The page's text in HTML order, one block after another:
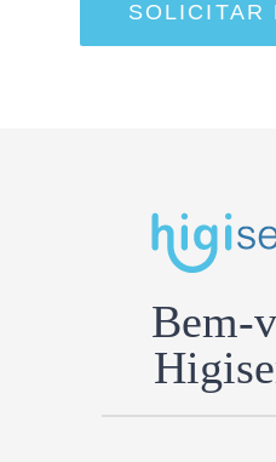
SOLICITAR
Bem-